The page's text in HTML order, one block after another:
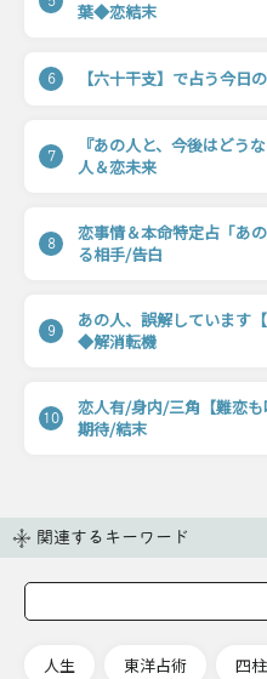
葉◆恋結末
6 【六十干支】で占う今日
7
『あの人と、今後はど
人＆恋未来
8
恋事情＆本命特定占「あ
る相手/告白
9
あの人、誤解しています
◆解消転機
10
恋人有/身内/三角【難恋
期待/結末
関連するキーワード
人生 東洋占術 四